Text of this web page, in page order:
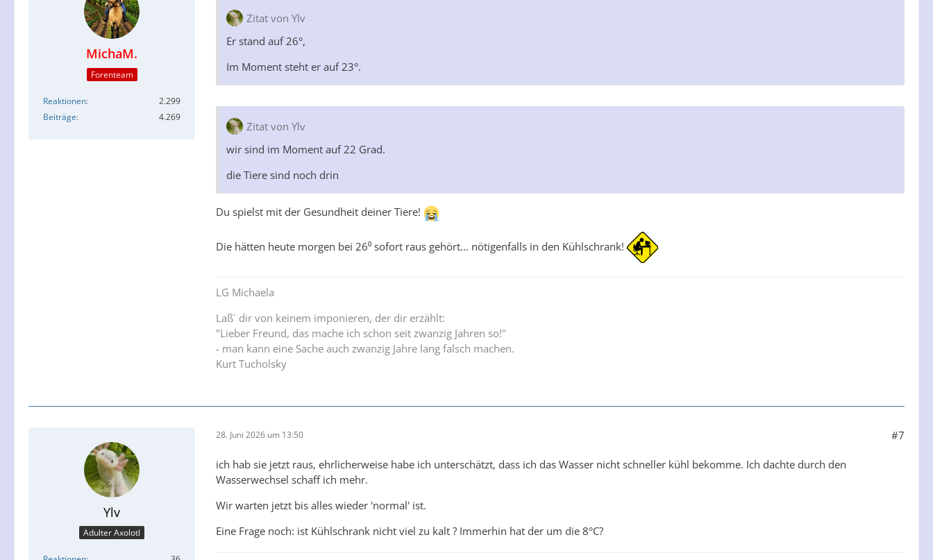
MichaM.
Forenteam
Reaktionen
2.299
Beiträge
4.269
Zitat von Ylv
Er stand auf 26°,
Im Moment steht er auf 23°.
Zitat von Ylv
wir sind im Moment auf 22 Grad.
die Tiere sind noch drin
Du spielst mit der Gesundheit deiner Tiere!
Die hätten heute morgen bei 26⁰ sofort raus gehört... nötigenfalls in den Kühlschrank!
LG Michaela
Laß` dir von keinem imponieren, der dir erzählt:
"Lieber Freund, das mache ich schon seit zwanzig Jahren so!"
- man kann eine Sache auch zwanzig Jahre lang falsch machen.
Kurt Tucholsky
Ylv
Adulter Axolotl
28. Juni 2026 um 13:50 #7
ich hab sie jetzt raus, ehrlicherweise habe ich unterschätzt, dass ich das Wasser nicht schneller kühl bekomme. Ich dachte durch den
Wasserwechsel schaff ich mehr.
Wir warten jetzt bis alles wieder 'normal' ist.
Eine Frage noch: ist Kühlschrank nicht viel zu kalt ? Immerhin hat der um die 8°C?